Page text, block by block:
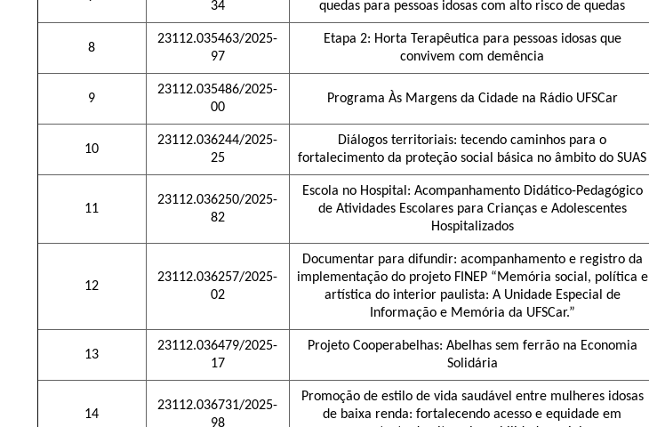
34
quedas para pessoas idosas com alto risco de quedas
8
23112.035463/2025-
97
Etapa 2: Horta Terapêutica para pessoas idosas que
convivem com demência
9
23112.035486/2025-
00
Programa Às Margens da Cidade na Rádio UFSCar
10
23112.036244/2025-
25
Diálogos territoriais: tecendo caminhos para o
fortalecimento da proteção social básica no âmbito do SUAS
11
23112.036250/2025-
82
Escola no Hospital: Acompanhamento Didático-Pedagógico
de Atividades Escolares para Crianças e Adolescentes
Hospitalizados
12
23112.036257/2025-
02
Documentar para difundir: acompanhamento e registro da
implementação do projeto FINEP “Memória social, política e
artística do interior paulista: A Unidade Especial de
Informação e Memória da UFSCar.”
13
23112.036479/2025-
17
Projeto Cooperabelhas: Abelhas sem ferrão na Economia
Solidária
14
23112.036731/2025-
98
Promoção de estilo de vida saudável entre mulheres idosas
de baixa renda: fortalecendo acesso e equidade em